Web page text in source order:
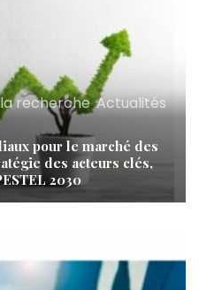
recherche,Actualités
pour le marché des
des acteurs clés,
2030